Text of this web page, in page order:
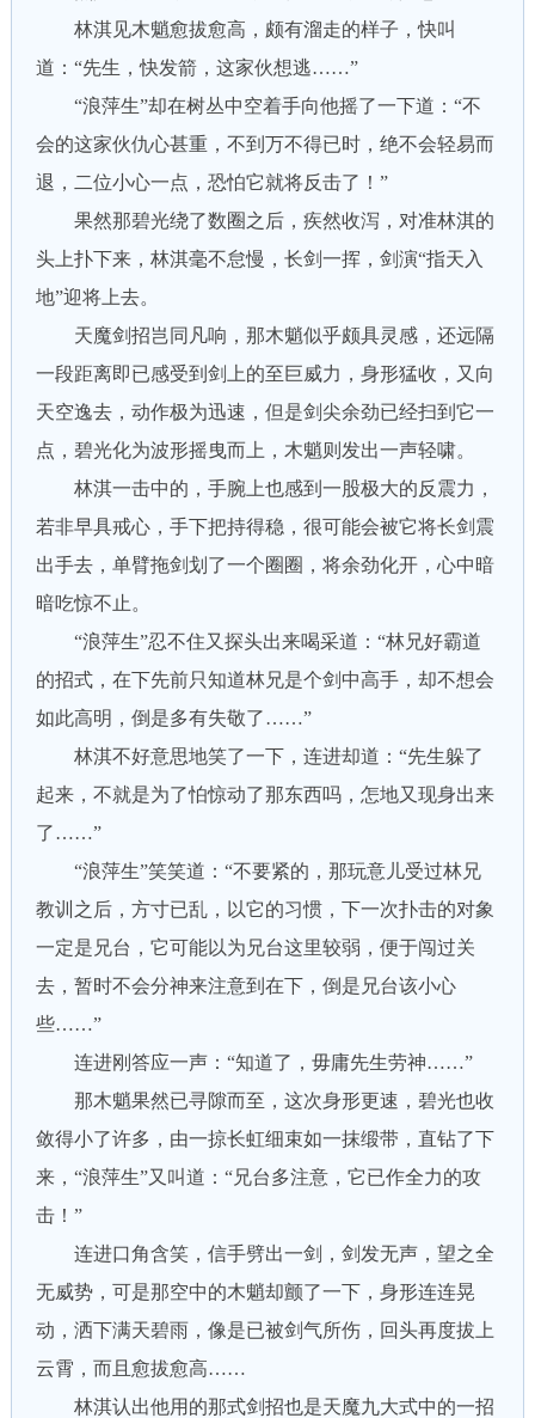
林淇见木魈愈拔愈高，颇有溜走的样子，快叫
道：“先生，快发箭，这家伙想逃……”
“浪萍生”却在树丛中空着手向他摇了一下道：“不
会的这家伙仇心甚重，不到万不得已时，绝不会轻易而
退，二位小心一点，恐怕它就将反击了！”
果然那碧光绕了数圈之后，疾然收泻，对准林淇的
头上扑下来，林淇毫不怠慢，长剑一挥，剑演“指天入
地”迎将上去。
天魔剑招岂同凡响，那木魈似乎颇具灵感，还远隔
一段距离即已感受到剑上的至巨威力，身形猛收，又向
天空逸去，动作极为迅速，但是剑尖余劲已经扫到它一
点，碧光化为波形摇曳而上，木魈则发出一声轻啸。
林淇一击中的，手腕上也感到一股极大的反震力，
若非早具戒心，手下把持得稳，很可能会被它将长剑震
出手去，单臂拖剑划了一个圈圈，将余劲化开，心中暗
暗吃惊不止。
“浪萍生”忍不住又探头出来喝采道：“林兄好霸道
的招式，在下先前只知道林兄是个剑中高手，却不想会
如此高明，倒是多有失敬了……”
林淇不好意思地笑了一下，连进却道：“先生躲了
起来，不就是为了怕惊动了那东西吗，怎地又现身出来
了……”
“浪萍生”笑笑道：“不要紧的，那玩意儿受过林兄
教训之后，方寸已乱，以它的习惯，下一次扑击的对象
一定是兄台，它可能以为兄台这里较弱，便于闯过关
去，暂时不会分神来注意到在下，倒是兄台该小心
些……”
连进刚答应一声：“知道了，毋庸先生劳神……”
那木魈果然已寻隙而至，这次身形更速，碧光也收
敛得小了许多，由一掠长虹细束如一抹缎带，直钻了下
来，“浪萍生”又叫道：“兄台多注意，它已作全力的攻
击！”
连进口角含笑，信手劈出一剑，剑发无声，望之全
无威势，可是那空中的木魈却颤了一下，身形连连晃
动，洒下满天碧雨，像是已被剑气所伤，回头再度拔上
云霄，而且愈拔愈高……
林淇认出他用的那式剑招也是天魔九大式中的一招